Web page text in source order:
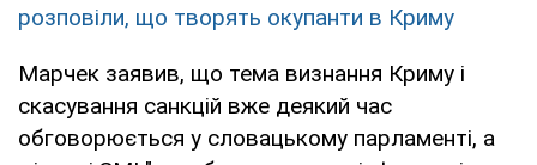
розповіли, що творять окупанти в Криму
Марчек заявив, що тема визнання Криму і
скасування санкцій вже деякий час
обговорюється у словацькому парламенті, а